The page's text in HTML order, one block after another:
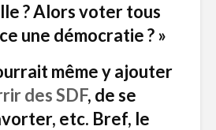
? Alors voter tous
une démocratie ? »
même y ajouter
des SDF, de se
etc. Bref, le